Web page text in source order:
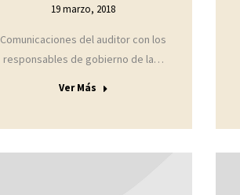
19 marzo, 2018
Comunicaciones del auditor con los
responsables de gobierno de la…
Ver Más